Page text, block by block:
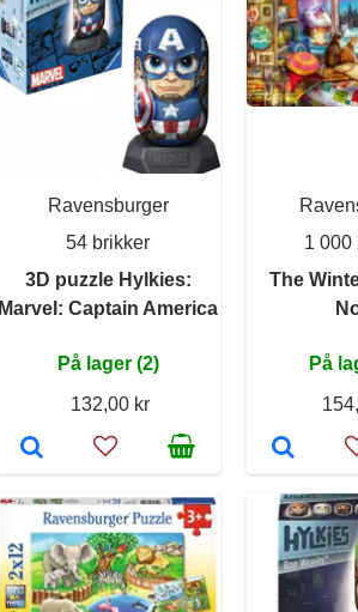
Ravensburger
54 brikker
3D puzzle Hylkies:
Marvel: Captain America
På lager (2)
132,00 kr
1 000
The
På